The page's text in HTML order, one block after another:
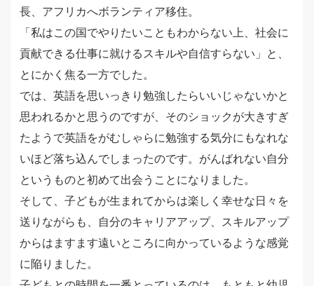
長、アフリカへボランティア移住。
「私はこの国でやりたいこともわからない上、社会に
貢献できる仕事に就けるスキルや自信すらない」と、
とにかく焦る一方でした。
では、英語を思いっきり勉強したらいいじゃないかと
思われるかと思うのですが、そのショックが大きすぎ
たようで英語をがむしゃらに勉強する気分にもなれな
いほど落ち込んでしまったのです。がんばれない自分
というものと初めて出会うことになりました。
そして、子どもが生まれてからは楽しく幸せな日々を
送りながらも、自分のキャリアアップ、スキルアップ
からはますます遠いところに向かっているような感覚
に陥りました。